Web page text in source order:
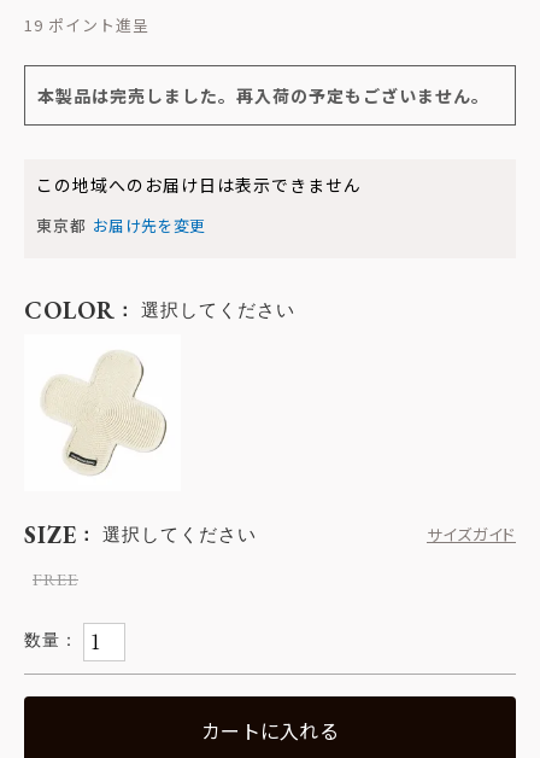
19
本製品は完売しました。再入荷の予定もございません。
この地域へのお届け日は表示できません
東京都 お届け先を変更
SIZE 選択してください
サイズガイド
FREE
COLOR 選択してください
カートに入れる